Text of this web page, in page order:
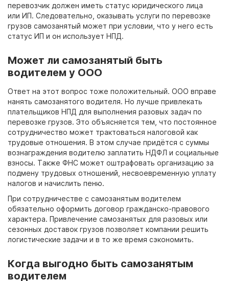
перевозчик должен иметь статус юридического лица
или ИП. Следовательно, оказывать услуги по перевозке
грузов самозанятый может при условии, что у него есть
статус ИП и он использует НПД.
Может ли самозанятый быть
водителем у ООО
Ответ на этот вопрос тоже положительный. ООО вправе
нанять самозанятого водителя. Но лучше привлекать
плательщиков НПД для выполнения разовых задач по
перевозке грузов. Это объясняется тем, что постоянное
сотрудничество может трактоваться налоговой как
трудовые отношения. В этом случае придётся с суммы
вознаграждения водителю заплатить НДФЛ и социальные
взносы. Также ФНС может оштрафовать организацию за
подмену трудовых отношений, несвоевременную уплату
налогов и начислить пеню.
При сотрудничестве с самозанятым водителем
обязательно оформить договор гражданско-правового
характера. Привлечение самозанятых для разовых или
сезонных доставок грузов позволяет компании решить
логистические задачи и в то же время сэкономить.
Когда выгодно быть самозанятым
водителем